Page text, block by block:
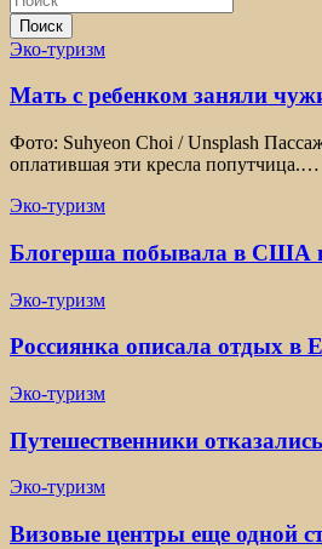
Поиск
Эко-туризм
Мать с ребенком заняли
Фото: Suhyeon Choi / Unsplash
оплатившая эти кресла попутчица.…
Эко-туризм
Блогерша побывала в США и
Эко-туризм
Россиянка описала отдых в
Эко-туризм
Путешественники
Эко-туризм
Визовые центры еще одной